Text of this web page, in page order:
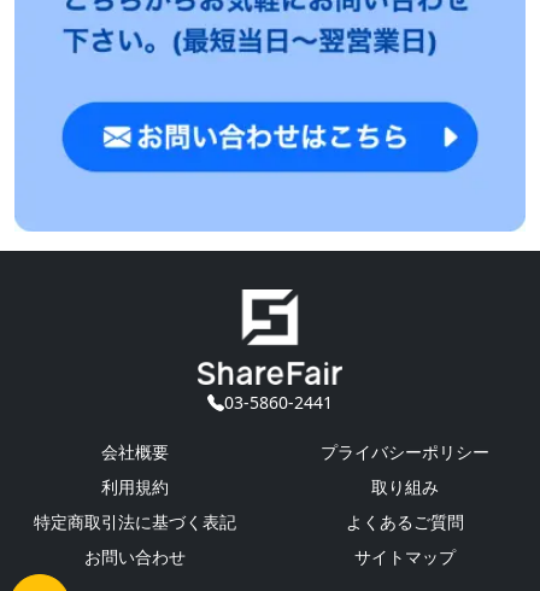
03-5860-2441
会社概要
プライバシーポリシー
利用規約
取り組み
特定商取引法に基づく表記
よくあるご質問
お問い合わせ
サイトマップ